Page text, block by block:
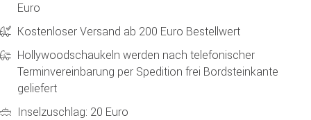
Euro
Kostenloser Versand ab 200 Euro Bestellwert
Hollywoodschaukeln werden nach telefonischer
Terminvereinbarung per Spedition frei Bordsteinkante
geliefert
Inselzuschlag: 20 Euro